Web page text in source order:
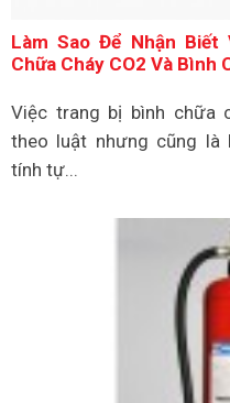
Làm Sao Để Nhận
Chữa Cháy CO2 Và Bình
Việc trang bị bình chữa
theo luật nhưng cũng là
tính tự...